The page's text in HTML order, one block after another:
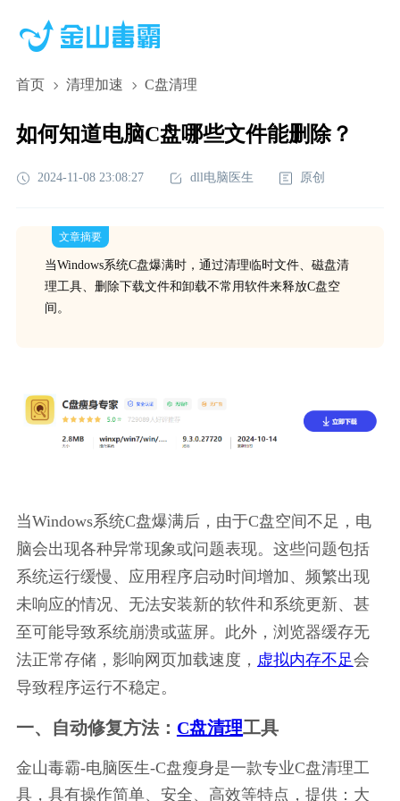
首页 清理加速 C盘清理
如何知道电脑C盘哪些文件能删除？
2024-11-08 23:08:27 dll电脑医生 原创
文章摘要
当Windows系统C盘爆满时，通过清理临时文件、磁盘清
理工具、删除下载文件和卸载不常用软件来释放C盘空
间。
当Windows系统C盘爆满后，由于C盘空间不足，电
脑会出现各种异常现象或问题表现。这些问题包括
系统运行缓慢、应用程序启动时间增加、频繁出现
未响应的情况、无法安装新的软件和系统更新、甚
至可能导致系统崩溃或蓝屏。此外，浏览器缓存无
法正常存储，影响网页加载速度， 虚拟内存不足会
导致程序运行不稳定。
一、自动修复方法： C盘清理工具
金山毒霸-电脑医生-C盘瘦身是一款专业C盘清理工
具，具有操作简单、安全、高效等特点，提供：大